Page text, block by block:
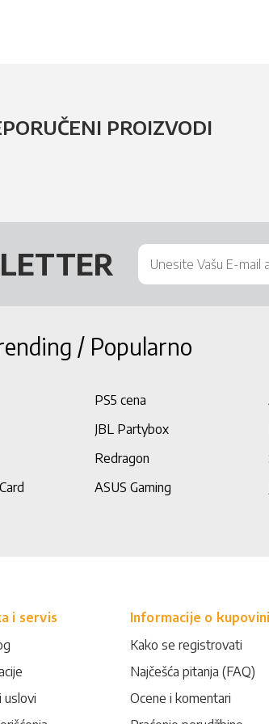
PROIZVODI
/ Popularno
PS5 cena
JBL Partybox
Redragon
ASUS Gaming
i servis
uslovi
Informacije o kupovini
Kako se registrovati
Najčešća pitanja (FAQ)
Ocene i komentari